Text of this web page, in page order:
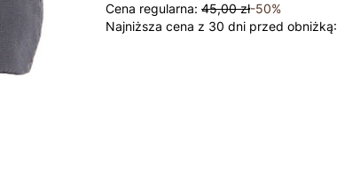
Cena regularna: 45,00 zł-50%
Najniższa cena z 30 dni przed obniżką: